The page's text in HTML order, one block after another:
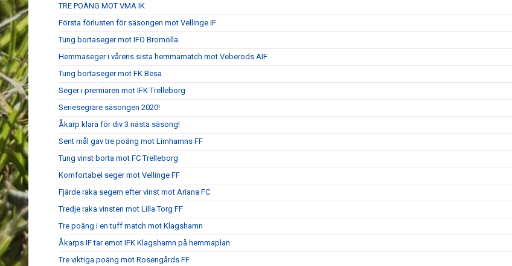
TRE POÄNG MOT VMA IK
Första förlusten för säsongen mot Vellinge IF
Tung bortaseger mot IFÖ Bromölla
Hemmaseger i vårens sista hemmamatch mot Veberöds AIF
Tung bortaseger mot FK Besa
Seger i premiären mot IFK Trelleborg
Seriesegrare säsongen 2020!
Åkarp klara för div 3 nästa säsong!
Sent mål gav tre poäng mot Limhamns FF
Tung vinst borta mot FC Trelleborg
Komfortabel seger mot Vellinge FF
Fjärde raka segern efter vinst mot Ariana FC
Tredje raka vinsten mot Lilla Torg FF
Tre poäng i en tuff match mot Klagshamn
Åkarps IF tar emot IFK Klagshamn på hemmaplan
Tre viktiga poäng mot Rosengårds FF